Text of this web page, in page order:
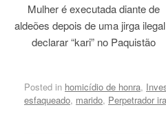
Mulher é executada diante de
aldeões depois de uma jirga
declarar “kari” no Paquistão
Posted in homicídio de honra,
esfaqueado, marido, Perpetrador